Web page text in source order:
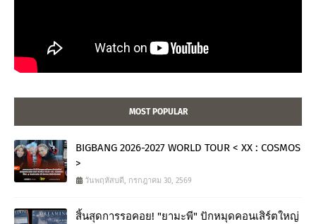
MOST POPULAR
BIGBANG 2026-2027 WORLD TOUR < XX : COSMOS
>
วันพฤหัสบดี, กรกฎาคม 30, 2569
สิ้นสุดการรอคอย! "ยามะพี" ปักหมุดคอนเสิร์ตใหญ่